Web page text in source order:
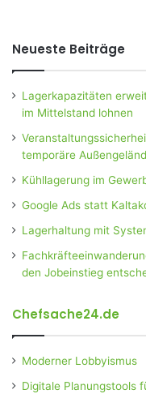
Neueste Beiträge
Lagerkapazitäten
im Mittelstand lohnen
temporäre
Kühllagerung im
Google Ads statt
Lagerhaltung mit
den Jobeinstieg
Chefsache24.de
Moderner Lobbyismus
Digitale Planungstools